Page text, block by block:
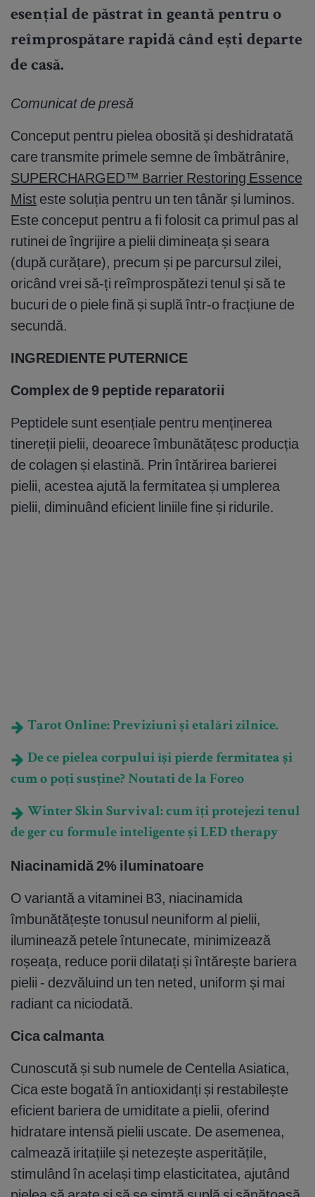
esențial de păstrat în geantă pentru o
reîmprospătare rapidă când ești departe
de casă.
Comunicat de presă
Conceput pentru pielea obosită și deshidratată
care transmite primele semne de îmbătrânire,
SUPERCHARGED™ Barrier Restoring Essence
Mist este soluția pentru un ten tânăr și luminos.
Este conceput pentru a fi folosit ca primul pas al
rutinei de îngrijire a pielii dimineața și seara
(după curățare), precum și pe parcursul zilei,
oricând vrei să-ți reîmprospătezi tenul și să te
bucuri de o piele fină și suplă într-o fracțiune de
secundă.
INGREDIENTE PUTERNICE
Complex de 9 peptide reparatorii
Peptidele sunt esențiale pentru menținerea
tinereții pielii, deoarece îmbunătățesc producția
de colagen și elastină. Prin întărirea barierei
pielii, acestea ajută la fermitatea și umplerea
pielii, diminuând eficient liniile fine și ridurile.
Tarot Online: Previziuni și etalări zilnice.
De ce pielea corpului își pierde fermitatea și
cum o poți susține? Noutati de la Foreo
Winter Skin Survival: cum îți protejezi tenul
de ger cu formule inteligente și LED therapy
Niacinamidă 2% iluminatoare
O variantă a vitaminei B3, niacinamida
îmbunătățește tonusul neuniform al pielii,
iluminează petele întunecate, minimizează
roșeața, reduce porii dilatați și întărește bariera
pielii - dezvăluind un ten neted, uniform și mai
radiant ca niciodată.
Cica calmanta
Cunoscută și sub numele de Centella Asiatica,
Cica este bogată în antioxidanți și restabilește
eficient bariera de umiditate a pielii, oferind
hidratare intensă pielii uscate. De asemenea,
calmează iritațiile și netezește asperitățile,
stimulând în același timp elasticitatea, ajutând